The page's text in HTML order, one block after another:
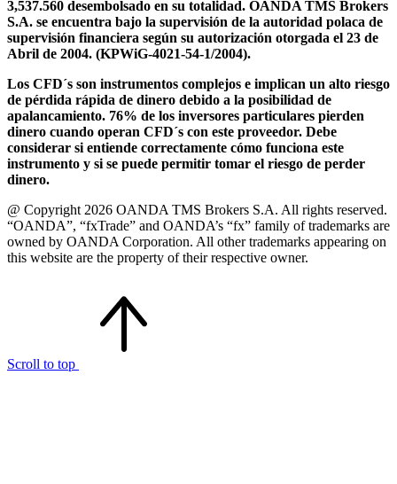
3,537.560 desembolsado en su totalidad. OANDA TMS Brokers
S.A. se encuentra bajo la supervisión de la autoridad polaca de
supervisión financiera según su autorización otorgada el 23 de
Abril de 2004. (KPWiG-4021-54-1/2004).
Los CFD´s son instrumentos complejos e implican un alto riesgo
de pérdida rápida de dinero debido a la posibilidad de
apalancamiento. 76% de los inversores particulares pierden
dinero cuando operan CFD´s con este proveedor. Debe
considerar si entiende correctamente cómo funciona este
instrumento y si se puede permitir tomar el riesgo de perder
dinero.
@ Copyright 2026 OANDA TMS Brokers S.A. All rights reserved.
“OANDA”, “fxTrade” and OANDA’s “fx” family of trademarks are
owned by OANDA Corporation. All other trademarks appearing on
this website are the property of their respective owner.
Scroll to top